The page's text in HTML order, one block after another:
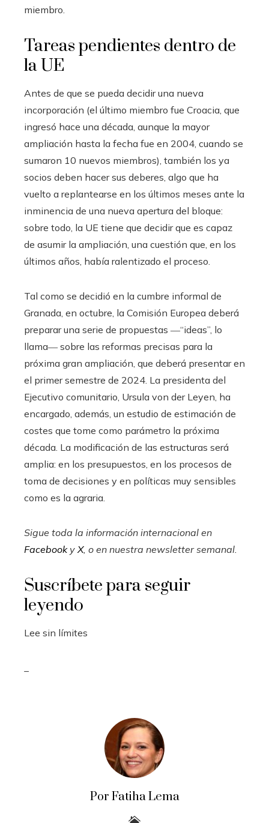
miembro.
Tareas pendientes dentro de
la UE
Antes de que se pueda decidir una nueva
incorporación (el último miembro fue Croacia, que
ingresó hace una década, aunque la mayor
ampliación hasta la fecha fue en 2004, cuando se
sumaron 10 nuevos miembros), también los ya
socios deben hacer sus deberes, algo que ha
vuelto a replantearse en los últimos meses ante la
inminencia de una nueva apertura del bloque:
sobre todo, la UE tiene que decidir que es capaz
de asumir la ampliación, una cuestión que, en los
últimos años, había ralentizado el proceso.
Tal como se decidió en la cumbre informal de
Granada, en octubre, la Comisión Europea deberá
preparar una serie de propuestas ―“ideas”, lo
llama― sobre las reformas precisas para la
próxima gran ampliación, que deberá presentar en
el primer semestre de 2024. La presidenta del
Ejecutivo comunitario, Ursula von der Leyen, ha
encargado, además, un estudio de estimación de
costes que tome como parámetro la próxima
década. La modificación de las estructuras será
amplia: en los presupuestos, en los procesos de
toma de decisiones y en políticas muy sensibles
como es la agraria.
Sigue toda la información internacional en
FacebookyX, o en nuestra newsletter semanal.
Suscríbete para seguir
leyendo
Lee sin límites
Por Fatiha Lema